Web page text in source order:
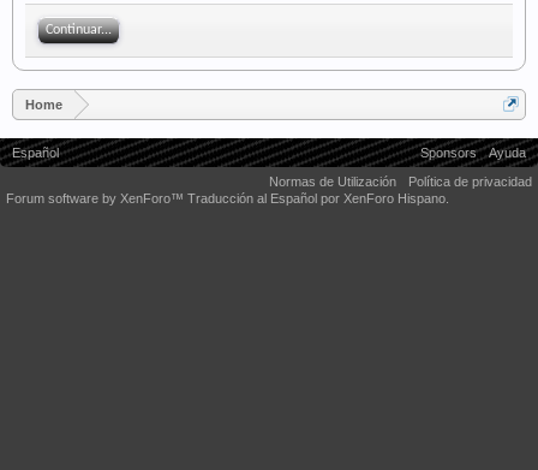
Continuar...
Home
Español Sponsors
Ayuda
Normas de Utilización
Política de privacidad
Forum software by XenForo™ Traducción al Español por XenForo Hispano.